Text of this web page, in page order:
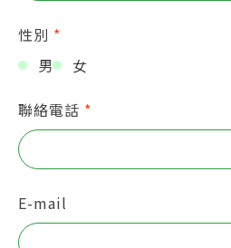
性別 *
男
女
聯絡電話 *
E-mail